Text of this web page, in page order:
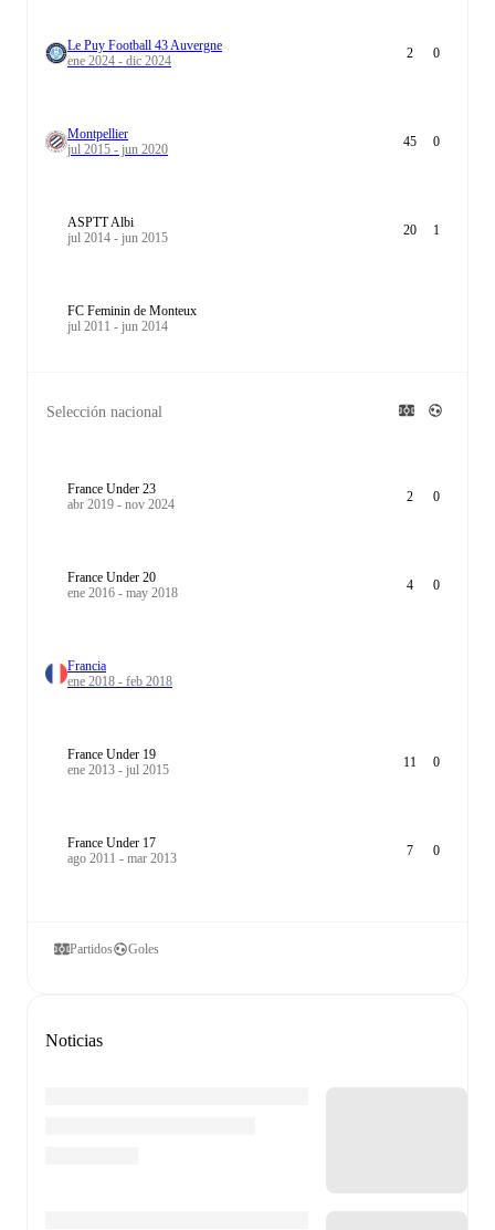
Le Puy Football 43 Auvergne
ene 2024 - dic 2024
2 0
Montpellier
jul 2015 - jun 2020
45 0
ASPTT Albi
jul 2014 - jun 2015
20 1
FC Feminin de Monteux
jul 2011 - jun 2014
Selección nacional
France Under 23
abr 2019 - nov 2024
2 0
France Under 20
ene 2016 - may 2018
4 0
Francia
ene 2018 - feb 2018
France Under 19
ene 2013 - jul 2015
11 0
France Under 17
ago 2011 - mar 2013
7 0
Partidos Goles
Noticias